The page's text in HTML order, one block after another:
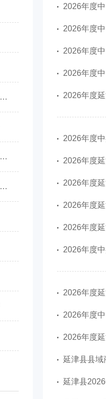
2026年度
2026年度
2026年度
2026年度
2026年度
2026年度
2026年度
2026年度
2026年度
2026年度
2026年度
2026年度
2026年度
2026年度
延津县县域
延津县